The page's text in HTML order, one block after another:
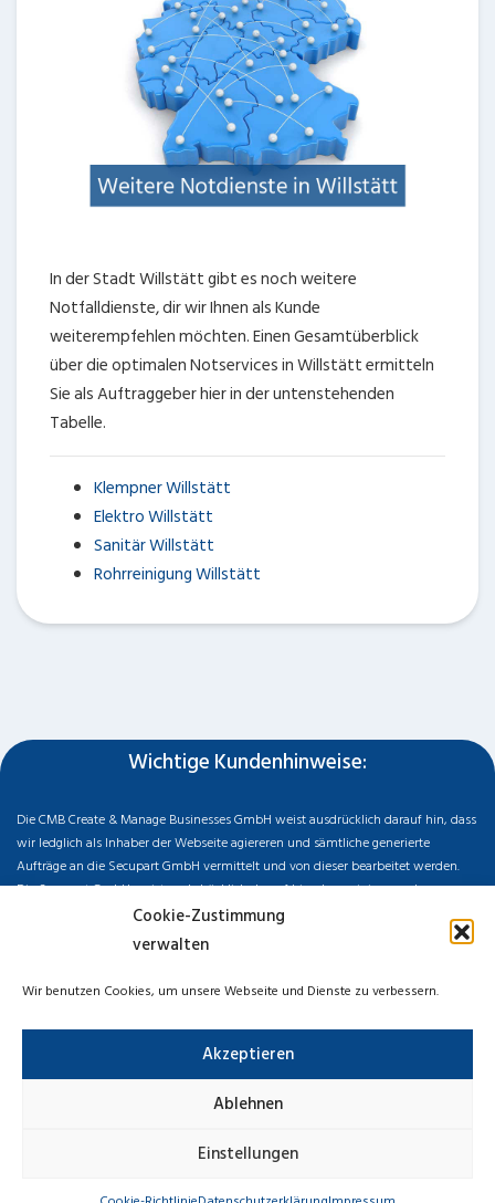
Cookie-Zustimmung
verwalten
Wir benutzen Cookies, um unsere Webseite und Dienste zu verbessern.
Akzeptieren
Ablehnen
Einstellungen
In der Stadt Willstätt gibt es noch weitere
Notfalldienste, dir wir Ihnen als Kunde
weiterempfehlen möchten. Einen Gesamtüberblick
über die optimalen Notservices in Willstätt ermitteln
Sie als Auftraggeber hier in der untenstehenden
Tabelle.
Klempner Willstätt
Elektro Willstätt
Sanitär Willstätt
Rohrreinigung Willstätt
Wichtige Kundenhinweise:
Die CMB Create & Manage Businesses GmbH weist ausdrücklich darauf hin, dass
wir ledglich als Inhaber der Webseite agiereren und sämtliche generierte
Aufträge an die Secupart GmbH vermittelt und von dieser bearbeitet werden.
Die Secupart GmbH weist nachdrücklich darauf hin, dass wir in manchen
Ortschaften keine Zweigstelle haben, sondern die gewünschten Services als
mobiler Dienstleister zu unserem fairen Ortstarif bieten. Neben eigenen
zusammen, an die wir den Auftrag dann weiter vermitteln. Im Falle eines
der Fremdfirmen haften. Haftungsansprüche sind direkt gegenüber der
Kooperationsfirma vor Ort zu stellen und nicht an uns zu richten. Entnehmen Sie
die Daten und die Preise des Partners bitte dem Auftragsformular, welches Sie
Datenschutzerklärung